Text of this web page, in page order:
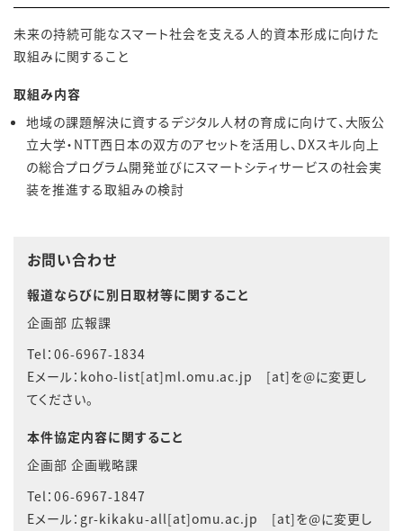
未来の持続可能なスマート社会を支える人的資本形成に向けた
取組みに関すること
取組み内容
地域の課題解決に資するデジタル人材の育成に向けて、大阪公
立大学・NTT西日本の双方のアセットを活用し、DXスキル向上
の総合プログラム開発並びにスマートシティサービスの社会実
装を推進する取組みの検討
お問い合わせ
報道ならびに別日取材等に関すること
企画部 広報課
Tel：06-6967-1834
Eメール：koho-list[at]ml.omu.ac.jp [at]を@に変更し
てください。
本件協定内容に関すること
企画部 企画戦略課
Tel：06-6967-1847
Eメール：gr-kikaku-all[at]omu.ac.jp [at]を@に変更し